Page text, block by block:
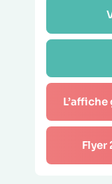
Flyer